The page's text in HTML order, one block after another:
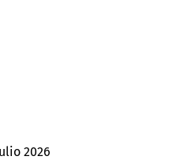
2026